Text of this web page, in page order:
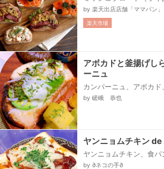
（シュバルツ）、準強力
ースト、赤、ユーロモ
ング材料★、■スカーゲ
ーズ、塩、ブラックペ
バター、■ローストビ
ー、■サーモンチーズ、
チーズ、ブラックオリー
by 楽天出店店舗「ママパン」
楽天市場
アボカドと釜揚げし
ーニュ
カンパーニュ、アボカ
ズ、★柚子胡椒、☆エキ
椒、セロリの葉、モッ
by 嵯峨 恭也
ヤンニョムチキン de
ヤンニョムチキン、食
セリ
by ∂ネコの手∂